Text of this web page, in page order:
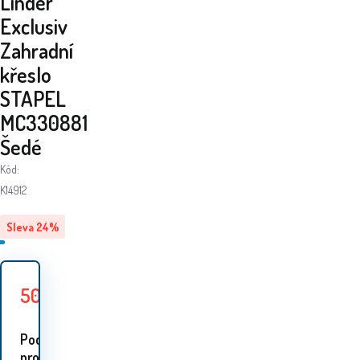
Sleva 24%
Exclusiv
Zahradní
křeslo
STAPEL
MC330881
Šedé
Kód:
K14912
501
Podobné